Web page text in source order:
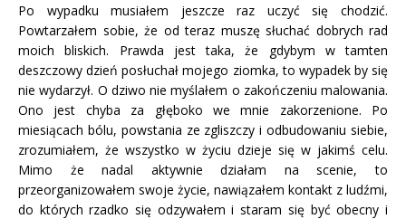
Po wypadku musiałem jeszcze raz uczyć się chodzić.
Powtarzałem sobie, że od teraz muszę słuchać dobrych rad
moich bliskich. Prawda jest taka, że gdybym w tamten
deszczowy dzień posłuchał mojego ziomka, to wypadek by się
nie wydarzył. O dziwo nie myślałem o zakończeniu malowania.
Ono jest chyba za głęboko we mnie zakorzenione. Po
miesiącach bólu, powstania ze zgliszczy i odbudowaniu siebie,
zrozumiałem, że wszystko w życiu dzieje się w jakimś celu.
Mimo że nadal aktywnie działam na scenie, to
przeorganizowałem swoje życie, nawiązałem kontakt z ludźmi,
do których rzadko się odzywałem i staram się być obecny i